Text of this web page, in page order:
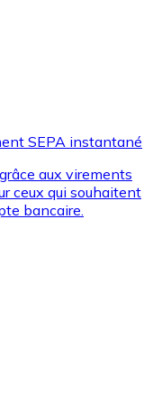
SEPA instantané
aux virements
ceux qui souhaitent
bancaire.